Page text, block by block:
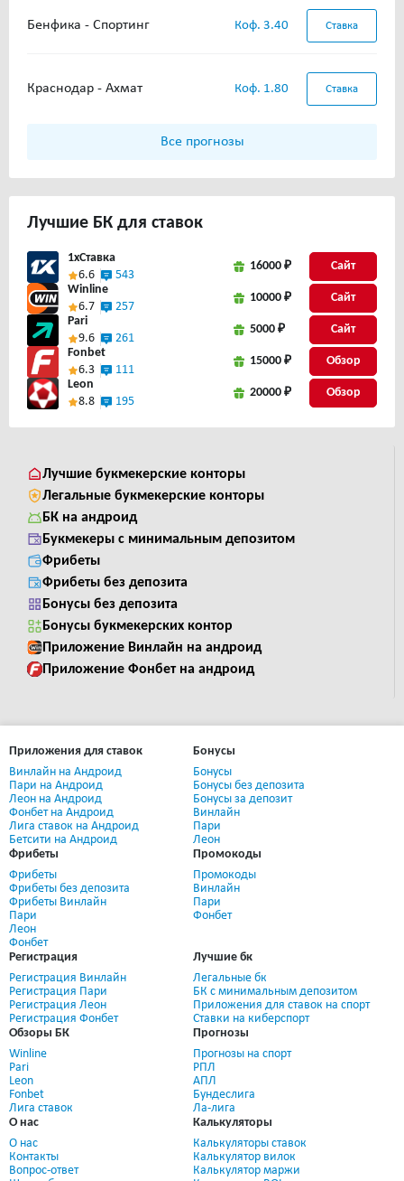
Бенфика - Спортинг Коф. 3.40 Ставка
Краснодар - Ахмат Коф. 1.80 Ставка
Все прогнозы
Лучшие БК для ставок
1xСтавка
6.6
543
16000 ₽
Сайт
Winline
6.7
257
10000 ₽
Сайт
Pari
9.6
261
5000 ₽
Сайт
Fonbet
6.3
111
15000 ₽
Leon
8.8
195
20000 ₽
Лучшие букмекерские конторы
Легальные букмекерские конторы
БК на андроид
Букмекеры с минимальным депозитом
Фрибеты
Фрибеты без депозита
Бонусы без депозита
Бонусы букмекерских контор
Приложение Винлайн на андроид
Приложение Фонбет на андроид
Приложения для ставок
Винлайн на Андроид
Пари на Андроид
Леон на Андроид
Фонбет на Андроид
Лига ставок на Андроид
Бетсити на Андроид
Бонусы
Бонусы
Бонусы без депозита
Бонусы за депозит
Винлайн
Пари
Леон
Фрибеты
Фрибеты
Фрибеты без депозита
Фрибеты Винлайн
Пари
Леон
Фонбет
Промокоды
Промокоды
Винлайн
Пари
Фонбет
Регистрация
Регистрация Винлайн
Регистрация Пари
Регистрация Леон
Регистрация Фонбет
Лучшие бк
Легальные бк
БК с минимальным депозитом
Приложения для ставок на спорт
Ставки на киберспорт
Обзоры БК
Winline
Pari
Leon
Fonbet
Лига ставок
Прогнозы
Прогнозы на спорт
РПЛ
АПЛ
Бундеслига
Ла-лига
О нас
О нас
Контакты
Вопрос-ответ
Калькуляторы
Калькуляторы ставок
Калькулятор вилок
Калькулятор маржи